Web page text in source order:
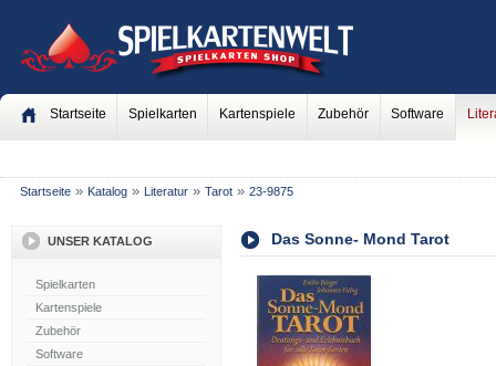
Startseite Spielkarten Kartenspiele Zubehör Software
Startseite » Katalog » Literatur » Tarot » 23-9875
UNSER KATALOG
Spielkarten
Kartenspiele
Zubehör
Software
Das Sonne- Mond Tarot